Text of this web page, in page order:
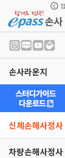
손사라운지
신체손해사정사
차량손해사정사